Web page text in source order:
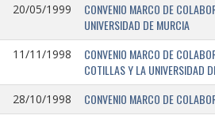
20/05/1999
CONVENIO MARCO DE
UNIVERSIDAD DE MURCIA
11/11/1998
CONVENIO MARCO DE
COTILLAS Y LA UNIVERSIDAD
28/10/1998 CONVENIO MARCO DE